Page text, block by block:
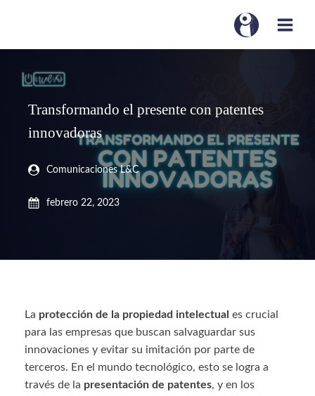
Transformando el presente con patentes
innovadoras
Comunicaciones L&C
febrero 22, 2023
La protección de la propiedad intelectual es crucial
para las empresas que buscan salvaguardar sus
innovaciones y evitar su imitación por parte de
terceros. En el mundo tecnológico, esto se logra a
través de la presentación de patentes, y en los